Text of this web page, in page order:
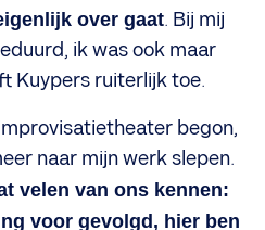
over gaat. Bij mij
ik was ook maar
Kuypers ruiterlijk toe.
begon,
naar mijn werk slepen.
velen van ons kennen:
voor gevolgd, hier ben